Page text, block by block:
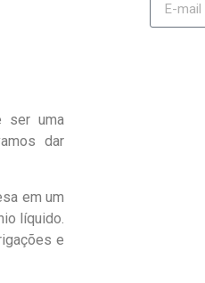
ser uma
dar
em um
líquido.
e